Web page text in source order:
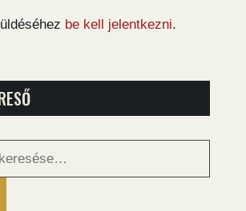
be kell jelentkezni.